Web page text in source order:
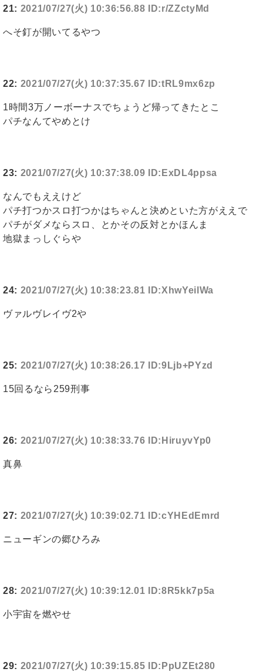
21: 2021/07/27(火) 10:36:56.88 ID:r/ZZctyMd
へそ釘が開いてるやつ
22: 2021/07/27(火) 10:37:35.67 ID:tRL9mx6zp
1時間3万ノーボーナスでちょうど帰ってきたとこ
パチなんてやめとけ
23: 2021/07/27(火) 10:37:38.09 ID:ExDL4ppsa
なんでもええけど
パチ打つかスロ打つかはちゃんと決めといた方がええで
パチがダメならスロ、とかその反対とかほんま
地獄まっしぐらや
24: 2021/07/27(火) 10:38:23.81 ID:XhwYeilWa
ヴァルヴレイヴ2や
25: 2021/07/27(火) 10:38:26.17 ID:9Ljb+PYzd
15回るなら259刑事
26: 2021/07/27(火) 10:38:33.76 ID:HiruyvYp0
真鼻
27: 2021/07/27(火) 10:39:02.71 ID:cYHEdEmrd
ニューギンの郷ひろみ
28: 2021/07/27(火) 10:39:12.01 ID:8R5kk7p5a
小宇宙を燃やせ
29: 2021/07/27(火) 10:39:15.85 ID:PpUZEt280